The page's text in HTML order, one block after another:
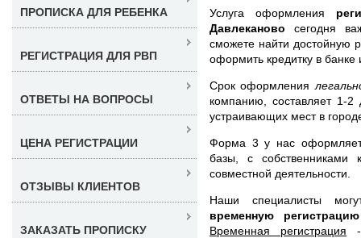
Услуга оформления
Давлеканово сегодня
сможете найти достойную
оформить кредитку в банке
Срок оформления
компанию, составляет 1-
устраивающих мест в
Форма 3 у нас
базы, с собственниками
совместной деятельности.
Наши специалисты
временную
Временная регистрация -
ПРОПИСКА ДЛЯ РЕБЕНКА
РЕГИСТРАЦИЯ ДЛЯ РВП
ОТВЕТЫ НА ВОПРОСЫ
ЦЕНА РЕГИСТРАЦИИ
ОТЗЫВЫ КЛИЕНТОВ
ЗАКАЗАТЬ ПРОПИСКУ